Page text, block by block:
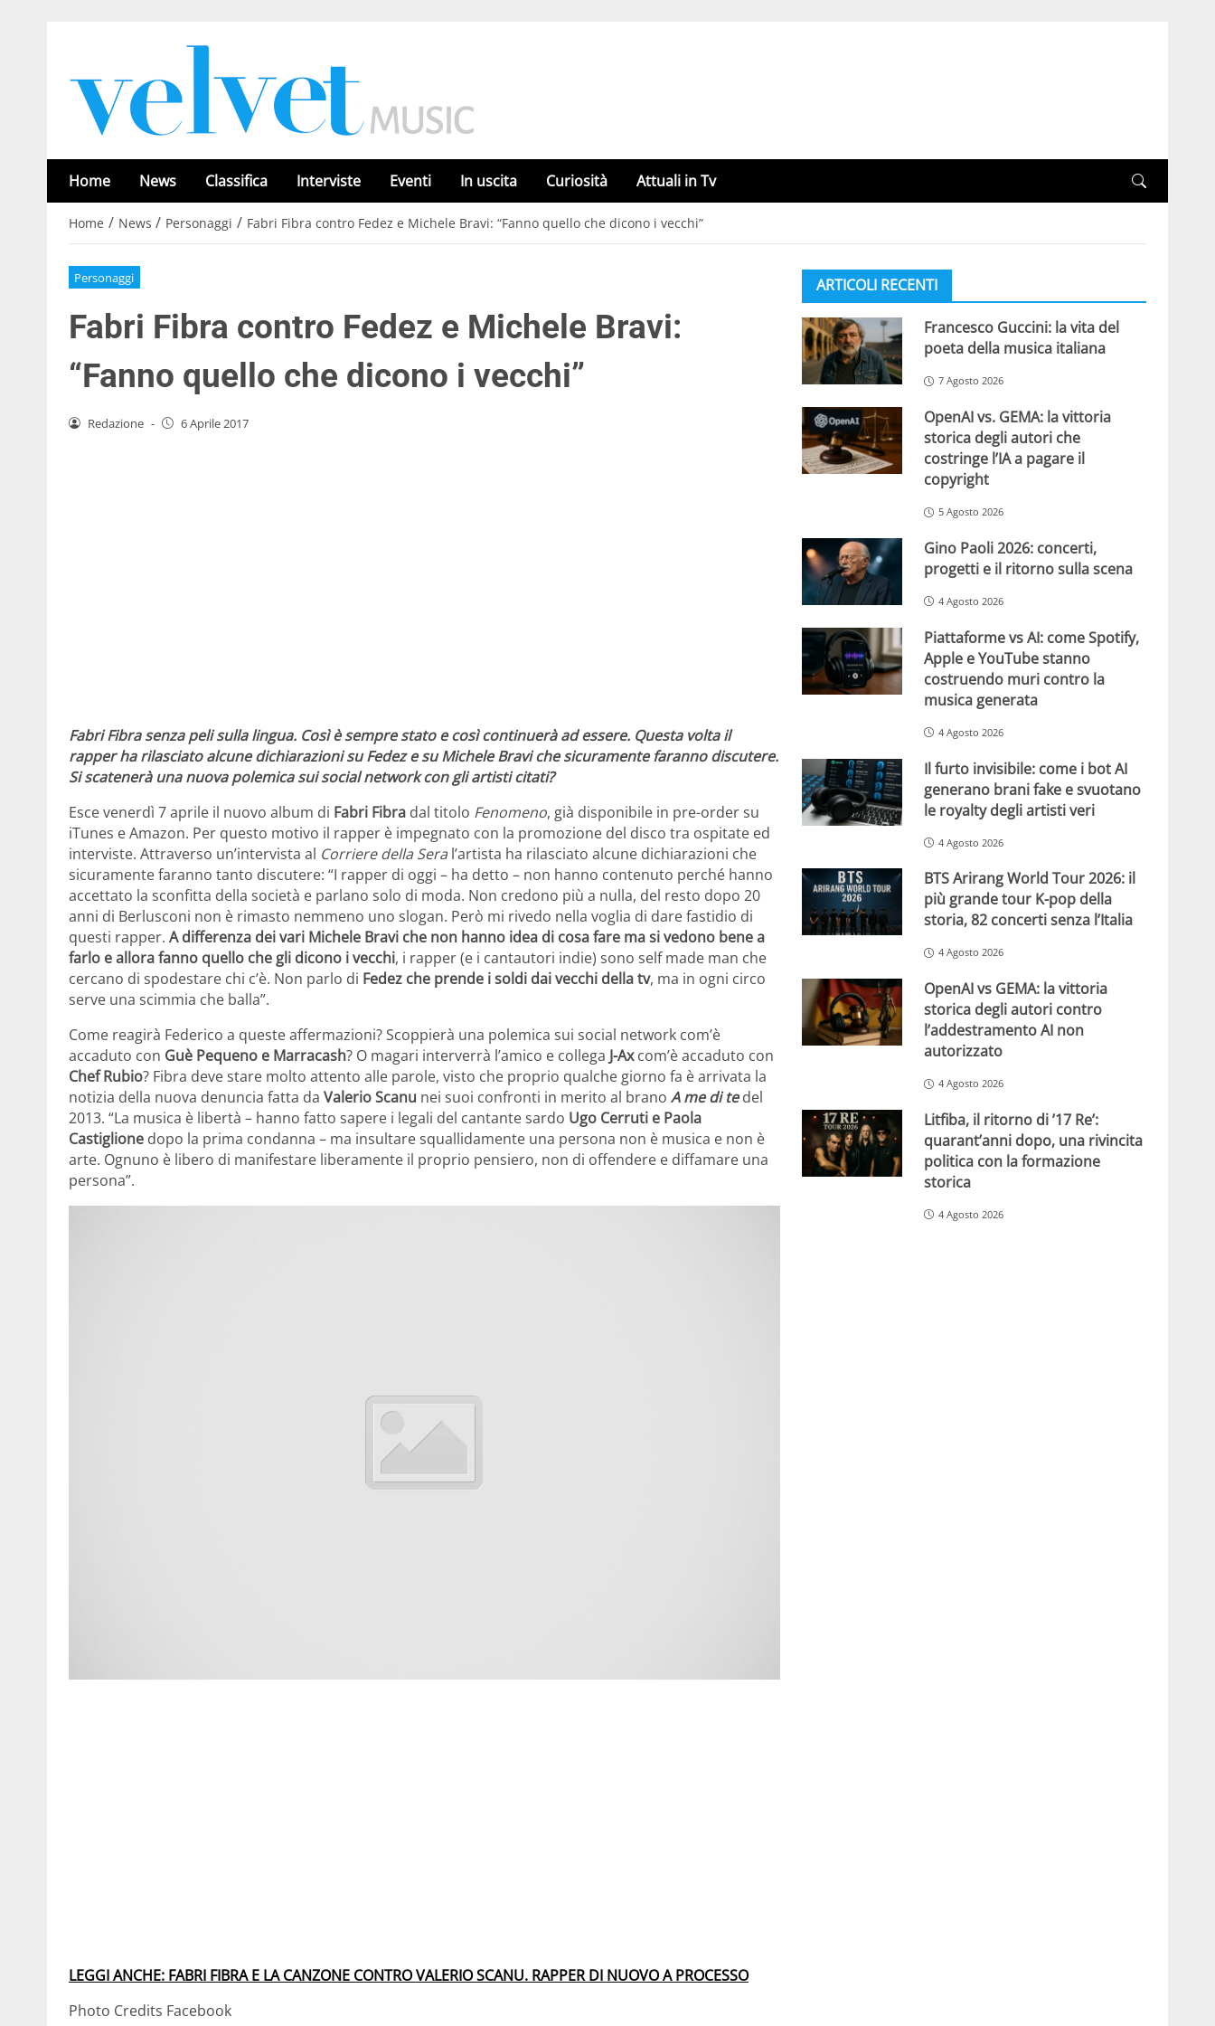
Home News Classifica Interviste Eventi In uscita Curiosità Attuali in Tv
Home / News / Personaggi / Fabri Fibra contro Fedez e Michele Bravi: “Fanno quello che dicono i vecchi”
Personaggi
Fabri Fibra contro Fedez e Michele Bravi:
“Fanno quello che dicono i vecchi”
Redazione - 6 Aprile 2017
Fabri Fibra senza peli sulla lingua. Così è sempre stato e così continuerà ad essere. Questa volta il
rapper ha rilasciato alcune dichiarazioni su Fedez e su Michele Bravi che sicuramente faranno discutere.
Si scatenerà una nuova polemica sui social network con gli artisti citati?
Esce venerdì 7 aprile il nuovo album di Fabri Fibra dal titolo Fenomeno, già disponibile in pre-order su
iTunes e Amazon. Per questo motivo il rapper è impegnato con la promozione del disco tra ospitate ed
interviste. Attraverso un’intervista al Corriere della Sera l’artista ha rilasciato alcune dichiarazioni che
sicuramente faranno tanto discutere: “I rapper di oggi – ha detto – non hanno contenuto perché hanno
accettato la sconfitta della società e parlano solo di moda. Non credono più a nulla, del resto dopo 20
anni di Berlusconi non è rimasto nemmeno uno slogan. Però mi rivedo nella voglia di dare fastidio di
questi rapper. A differenza dei vari Michele Bravi che non hanno idea di cosa fare ma si vedono bene a
farlo e allora fanno quello che gli dicono i vecchi, i rapper (e i cantautori indie) sono self made man che
cercano di spodestare chi c’è. Non parlo di Fedez che prende i soldi dai vecchi della tv, ma in ogni circo
serve una scimmia che balla”.
Come reagirà Federico a queste affermazioni? Scoppierà una polemica sui social network com’è
accaduto con Guè Pequeno e Marracash? O magari interverrà l’amico e collega J-Axcom’è accaduto con
Chef Rubio? Fibra deve stare molto attento alle parole, visto che proprio qualche giorno fa è arrivata la
notizia della nuova denuncia fatta da Valerio Scanu nei suoi confronti in merito al brano A me di tedel
2013. “La musica è libertà – hanno fatto sapere i legali del cantante sardo Ugo Cerruti e Paola
Castiglione dopo la prima condanna – ma insultare squallidamente una persona non è musica e non è
arte. Ognuno è libero di manifestare liberamente il proprio pensiero, non di offendere e diffamare una
persona”.
LEGGI ANCHE: FABRI FIBRA E LA CANZONE CONTRO VALERIO SCANU. RAPPER DI NUOVO A PROCESSO
Photo Credits Facebook
ARTICOLI RECENTI
Francesco Guccini: la vita del
poeta della musica italiana
7 Agosto 2026
OpenAI vs. GEMA: la vittoria
storica degli autori che
costringe l’IA a pagare il
copyright
5 Agosto 2026
Gino Paoli 2026: concerti,
progetti e il ritorno sulla scena
4 Agosto 2026
Piattaforme vs AI: come Spotify,
Apple e YouTube stanno
costruendo muri contro la
musica generata
4 Agosto 2026
Il furto invisibile: come i bot AI
generano brani fake e svuotano
le royalty degli artisti veri
4 Agosto 2026
BTS Arirang World Tour 2026: il
più grande tour K-pop della
storia, 82 concerti senza l’Italia
4 Agosto 2026
OpenAI vs GEMA: la vittoria
storica degli autori contro
l’addestramento AI non
autorizzato
4 Agosto 2026
Litfiba, il ritorno di ’17 Re’:
quarant’anni dopo, una rivincita
politica con la formazione
storica
4 Agosto 2026